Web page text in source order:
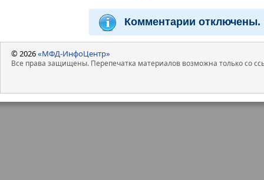
Комментарии отключены.
© 2026«МФД-ИнфоЦентр»
Все права защищены. Перепечатка материалов возможна только со